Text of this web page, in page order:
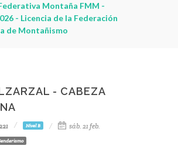
Montaña FMM -
- Licencia de la Federación
de Montañismo
- CABEZA
Nivel B sáb. 21 feb.